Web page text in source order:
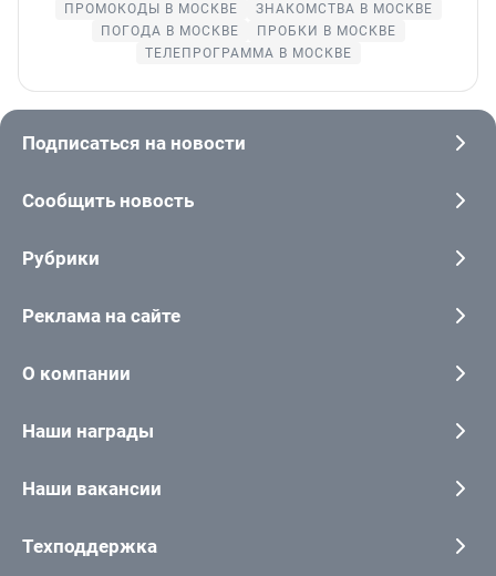
ПРОМОКОДЫ В МОСКВЕ
ЗНАКОМСТВА В МОСКВЕ
ПОГОДА В МОСКВЕ
ПРОБКИ В МОСКВЕ
ТЕЛЕПРОГРАММА В МОСКВЕ
Подписаться на новости
Сообщить новость
Рубрики
Реклама на сайте
О компании
Наши награды
Наши вакансии
Техподдержка